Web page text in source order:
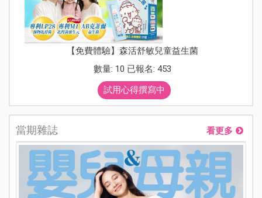
【免費體驗】森活舒敏兒童益生菌
數量: 10 已報名: 453
試用心得撰寫中
當期雜誌 看更多